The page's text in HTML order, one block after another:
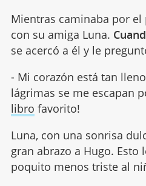
Mientras caminaba por el
con su amiga Luna.
se acercó a él y le
- Mi corazón está tan
lágrimas se me escapan
libro favorito!
Luna, con una sonrisa
gran abrazo a Hugo. Esto
poquito menos triste al